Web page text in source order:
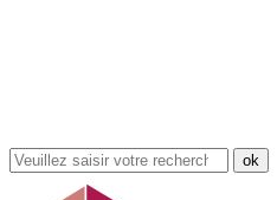
Rechercher
dans